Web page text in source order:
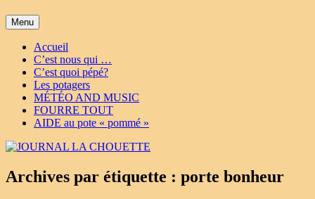
Menu
Accueil
C’est nous qui …
C’est quoi pépé?
Les potagers
MÉTÉO AND MUSIC
FOURRE TOUT
AIDE au pote « pommé »
Archives par étiquette : porte bonheur